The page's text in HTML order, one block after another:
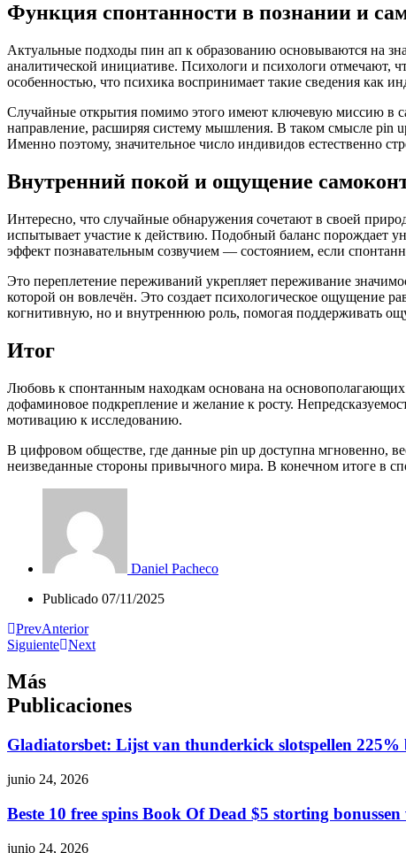
Функция спонтанности в познании и
Актуальные подходы пин ап к образованию основываются на
аналитической инициативе. Психологи и психологи отмечают,
особенностью, что психика воспринимает такие сведения как
Случайные открытия помимо этого имеют ключевую миссию в
направление, расширяя систему мышления. В таком смысле pin
Именно поэтому, значительное число индивидов естественно
Внутренний покой и ощущение
Интересно, что случайные обнаружения сочетают в своей
испытывает участие к действию. Подобный баланс порождает
эффект познавательным созвучием — состоянием, если
Это переплетение переживаний укрепляет переживание
которой он вовлечён. Это создает психологическое ощущение
когнитивную, но и внутреннюю роль, помогая поддерживать
Итог
Любовь к спонтанным находкам основана на
дофаминовое подкрепление и желание к росту.
мотивацию к исследованию.
В цифровом обществе, где данные pin up доступна мгновенно,
неизведанные стороны привычного мира. В конечном итоге в
Daniel Pacheco
Publicado 07/11/2025
PrevAnterior
Siguiente Next
Más
Publicaciones
Gladiatorsbet: Lijst van thunderkick slotspellen 225%
junio 24, 2026
Beste 10 free spins Book Of Dead $5 storting
junio 24, 2026